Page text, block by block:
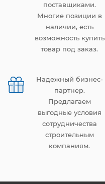
поставщиками.
Многие позиции в
наличии, есть
возможность купить
товар под заказ.
Надежный бизнес-
партнер.
Предлагаем
выгодные условия
сотрудничества
строительным
компаниям.